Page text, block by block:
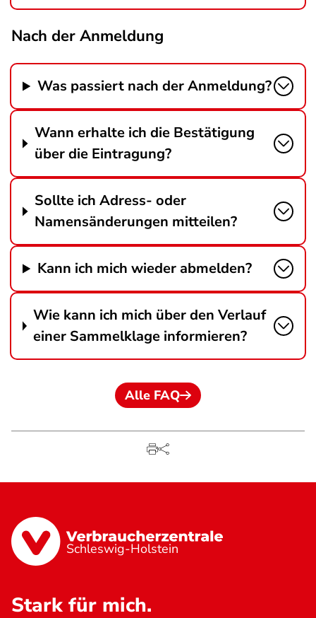
Nach der Anmeldung
Was passiert nach der Anmeldung?
Wann erhalte ich die Bestätigung
über die Eintragung?
Sollte ich Adress- oder
Namensänderungen mitteilen?
Kann ich mich wieder abmelden?
Wie kann ich mich über den Verlauf
einer Sammelklage informieren?
Alle FAQ
Schleswig-Holstein
Stark für mich.